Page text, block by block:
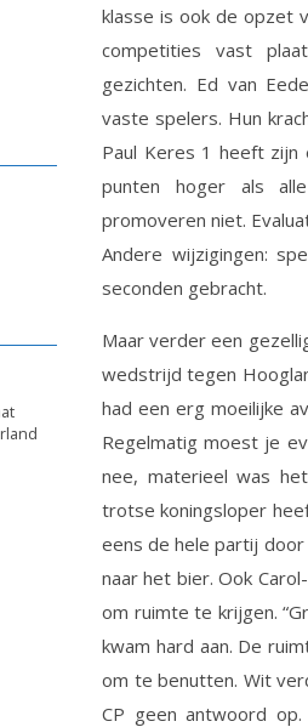
klasse is ook de opzet
competities vast
gezichten. Ed van
vaste spelers. Hun
Paul Keres 1 heeft zijn
punten hoger als
promoveren niet.
Andere wijzigingen:
seconden gebracht.
Maar verder een
wedstrijd tegen
had een erg moeilijke
Regelmatig moest je
nee, materieel was
trotse koningsloper
eens de hele partij
naar het bier. Ook
om ruimte te krijgen.
kwam hard aan. De
om te benutten. Wit
CP geen antwoord